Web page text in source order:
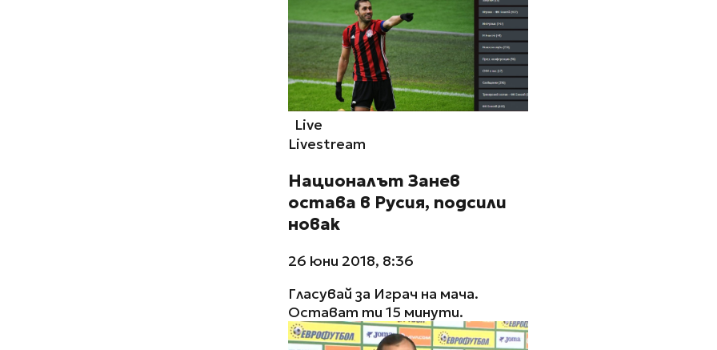
Live
Livestream
Националът Занев
остава в Русия, подсили
новак
26 юни 2018, 8:36
Гласувай за Играч на мача.
Остават ти 15 минути.